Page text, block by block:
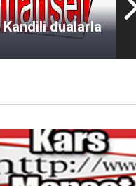
Kandili dualarla